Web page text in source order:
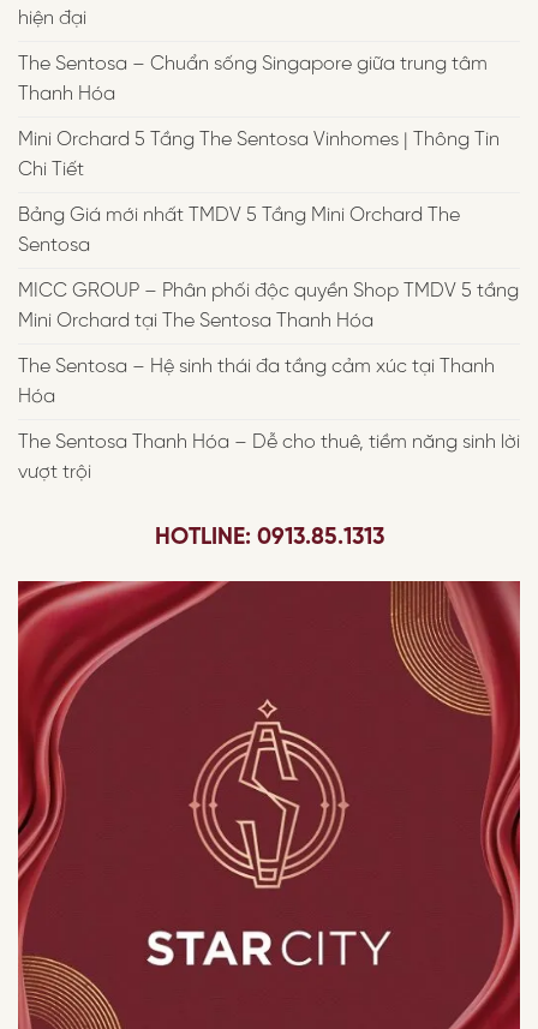
hiện đại
The Sentosa – Chuẩn sống Singapore giữa trung tâm
Thanh Hóa
Mini Orchard 5 Tầng The Sentosa Vinhomes | Thông Tin
Chi Tiết
Bảng Giá mới nhất TMDV 5 Tầng Mini Orchard The
Sentosa
MICC GROUP – Phân phối độc quyền Shop TMDV 5 tầng
Mini Orchard tại The Sentosa Thanh Hóa
The Sentosa – Hệ sinh thái đa tầng cảm xúc tại Thanh
Hóa
The Sentosa Thanh Hóa – Dễ cho thuê, tiềm năng sinh lời
vượt trội
HOTLINE: 0913.85.1313